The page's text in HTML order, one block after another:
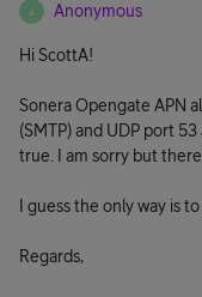
A Anonymous
Hi ScottA!
Sonera Opengate APN
(SMTP) and UDP port
true. I am sorry but
I guess the only way is
Regards,